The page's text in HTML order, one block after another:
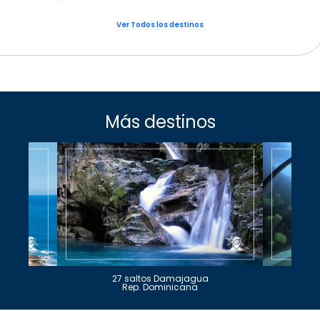
Ver Todos los destinos
Más destinos
27 saltos Damajagua
Rep. Dominicana